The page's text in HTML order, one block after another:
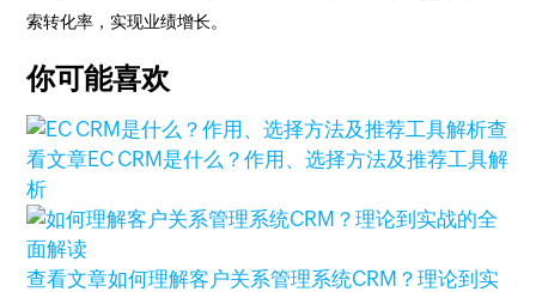
索转化率，实现业绩增长。
你可能喜欢
查
看文章EC CRM是什么？作用、选择方法及推荐工具解
析
查看文章如何理解客户关系管理系统CRM？理论到实